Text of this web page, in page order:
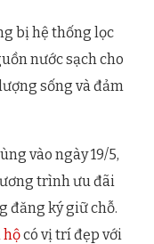
bị hệ thống lọc
nước sạch cho
sống và đảm
vào ngày 19/5,
trình ưu đãi
đăng ký giữ chỗ.
hộcó vị trí đẹp với